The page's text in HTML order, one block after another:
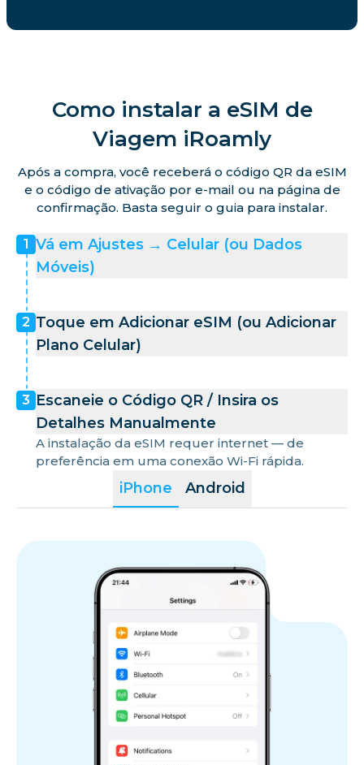
Como instalar a eSIM de
Viagem iRoamly
Após a compra, você receberá o código QR da eSIM
e o código de ativação por e-mail ou na página de
confirmação. Basta seguir o guia para instalar.
iPhone Android
1 Vá em Ajustes → Celular (ou Dados
Móveis)
2 Toque em Adicionar eSIM (ou Adicionar
Plano Celular)
3 Escaneie o Código QR / Insira os
Detalhes Manualmente
A instalação da eSIM requer internet — de
preferência em uma conexão Wi-Fi rápida.